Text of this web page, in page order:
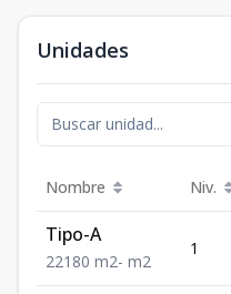
Unidades
Nombre Niv.
Tipo-A
221 80 m2- m2
1